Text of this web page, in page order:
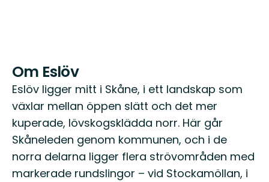
Om Eslöv
Eslöv ligger mitt i Skåne, i ett landskap som
växlar mellan öppen slätt och det mer
kuperade, lövskogsklädda norr. Här går
Skåneleden genom kommunen, och i de
norra delarna ligger flera strövområden med
markerade rundslingor – vid Stockamöllan, i